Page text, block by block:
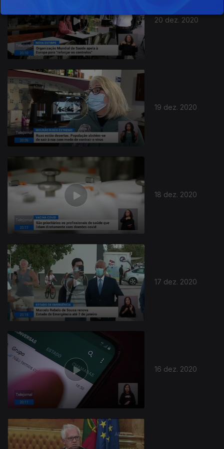
20 dez. 2020
19 dez. 2020
18 dez. 2020
17 dez. 2020
16 dez. 2020